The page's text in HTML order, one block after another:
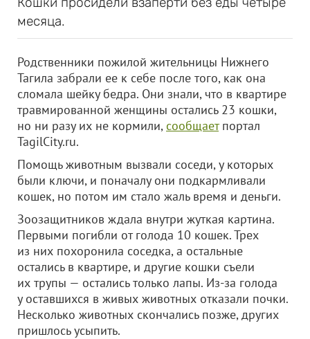
месяца.
Родственники пожилой жительницы Нижнего
Тагила забрали ее к себе после того, как она
сломала шейку бедра. Они знали, что в квартире
травмированной женщины остались 23 кошки,
но ни разу их не кормили,сообщаетпортал
TagilCity.ru.
Помощь животным вызвали соседи, у которых
были ключи, и поначалу они подкармливали
кошек, но потом им стало жаль время и деньги.
Зоозащитников ждала внутри жуткая картина.
Первыми погибли от голода 10 кошек. Трех
из них похоронила соседка, а остальные
остались в квартире, и другие кошки съели
их трупы — остались только лапы. Из-за голода
у оставшихся в живых животных отказали почки.
Несколько животных скончались позже, других
пришлось усыпить.